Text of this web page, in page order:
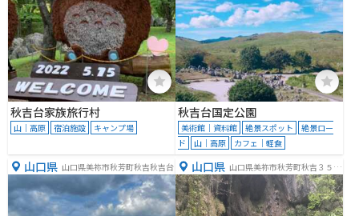
秋吉台家族旅行村
山｜高原 宿泊施設 キャンプ場
秋吉台国定公園
美術館｜資料館 絶景スポット
絶景ロー
ド
山｜高原 カフェ｜軽食
山口県 山口県美祢市秋芳町秋吉秋吉台 山口県 山口県美祢市秋芳町秋吉３５０